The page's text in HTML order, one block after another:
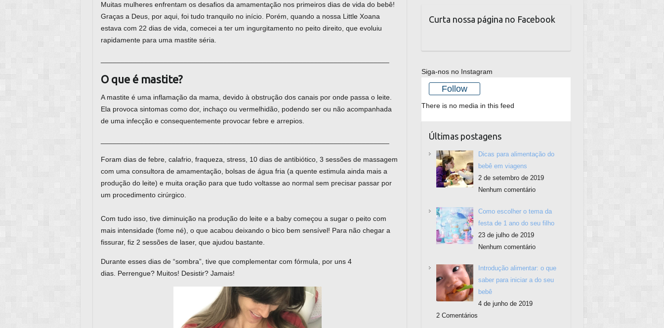
Muitas mulheres enfrentam os desafios da amamentação nos primeiros dias de vida do bebê!
Graças a Deus, por aqui, foi tudo tranquilo no início. Porém, quando a nossa Little Xoana
estava com 22 dias de vida, comecei a ter um ingurgitamento no peito direito, que evoluiu
rapidamente para uma mastite séria.
O que é mastite?
A mastite é uma inflamação da mama, devido à obstrução dos canais por onde passa o leite.
Ela provoca sintomas como dor, inchaço ou vermelhidão, podendo ser ou não acompanhada
de uma infecção e consequentemente provocar febre e arrepios.
Foram dias de febre, calafrio, fraqueza, stress, 10 dias de antibiótico, 3 sessões de massagem
com uma consultora de amamentação, bolsas de água fria (a quente estimula ainda mais a
produção do leite) e muita oração para que tudo voltasse ao normal sem precisar passar por
um procedimento cirúrgico.
Com tudo isso, tive diminuição na produção do leite e a baby começou a sugar o peito com
mais intensidade (fome né), o que acabou deixando o bico bem sensível! Para não chegar a
fissurar, fiz 2 sessões de laser, que ajudou bastante.
Durante esses dias de “sombra”, tive que complementar com fórmula, por uns 4
dias. Perrengue? Muitos! Desistir? Jamais!
Curta nossa página no Facebook
Siga-nos no Instagram
Follow
There is no media in this feed
Últimas postagens
Dicas para alimentação do
bebê em viagens
2 de setembro de 2019
Nenhum comentário
Como escolher o tema da
festa de 1 ano do seu filho
23 de julho de 2019
Nenhum comentário
Introdução alimentar: o que
saber para iniciar a do seu
bebê
4 de junho de 2019
2 Comentários